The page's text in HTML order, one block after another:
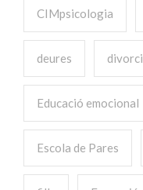
CIMpsicologia
deures divorci
Educació emocional
Escola de Pares